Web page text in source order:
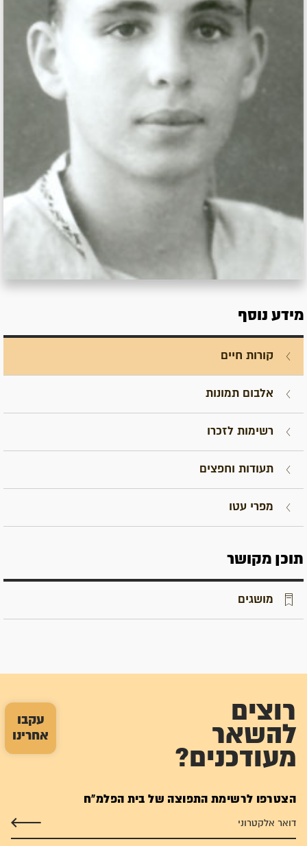
עקבו
אחרינו
מידע נוסף
קורות חיים
אלבום תמונות
רשימות לזכרו
תעודות וחפצים
מפרי עטו
תוכן מקושר
מושגים
רוצים
להשאר
מעודכנים?
הצטרפו לרשימת התפוצה של בית הפלמ"ח